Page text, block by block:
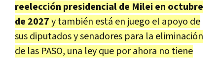
reelección presidencial de Milei en octubre
de 2027y también está en juego el apoyo de
sus diputados y senadores para la eliminación
de las PASO, una ley que por ahora no tiene